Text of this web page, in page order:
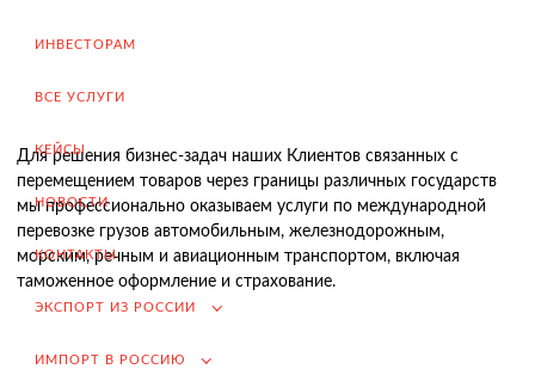
ИНВЕСТОРАМ
ВСЕ УСЛУГИ
КЕЙСЫ
НОВОСТИ
КОНТАКТЫ
ЭКСПОРТ ИЗ РОССИИ
ИМПОРТ В РОССИЮ
Импорт из Китая
Заключение контрактов и согласование условий поставки
Таможенное оформление и разрешительная документация
Доставка товара российскому покупателю
Для решения бизнес-задач наших Клиентов связанных с
перемещением товаров через границы различных государств
мы профессионально оказываем услуги по международной
перевозке грузов автомобильным, железнодорожным,
морским, речным и авиационным транспортом, включая
таможенное оформление и страхование.